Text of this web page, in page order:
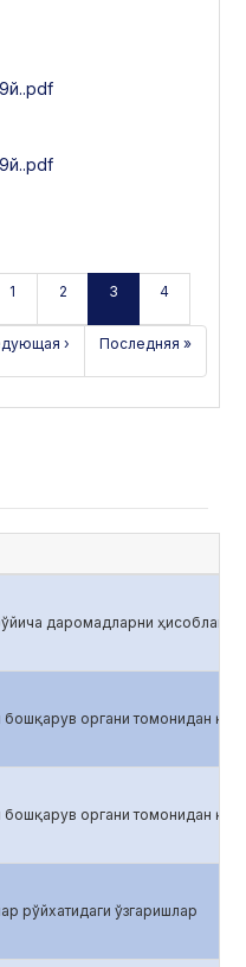
1 2 3 4
› Последняя »
даромадларни ҳисоблаш
органи томонидан
органи томонидан
рўйхатидаги ўзгаришлар